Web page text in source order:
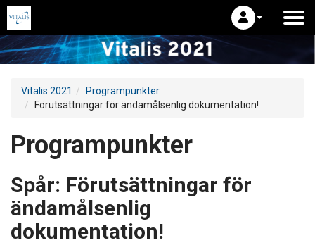
Vitalis 2021
Programpunkter
Förutsättningar för ändamålsenlig dokumentation!
Programpunkter
Spår: Förutsättningar för
ändamålsenlig
dokumentation!